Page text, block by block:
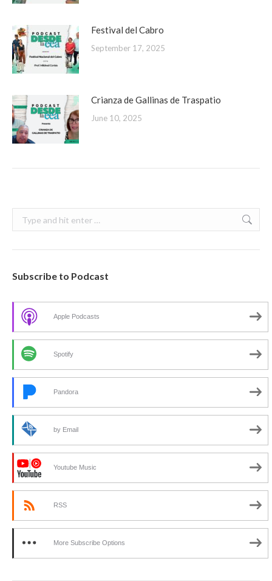
Festival del Cabro
September 17, 2025
Crianza de Gallinas de Traspatio
June 10, 2025
Search:
Subscribe to Podcast
Apple Podcasts
Spotify
Pandora
by Email
Youtube Music
RSS
More Subscribe Options